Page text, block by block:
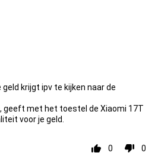
geld krijgt ipv te kijken naar de
geeft met het toestel de Xiaomi 17T
voor je geld.
0 0